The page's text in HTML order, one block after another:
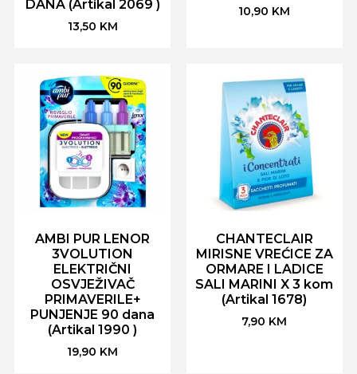
DANA (Artikal 2069 )
13,50 KM
10,90 KM
AMBI PUR LENOR
3VOLUTION
ELEKTRIČNI
OSVJEŽIVAČ
PRIMAVERILE+
PUNJENJE 90 dana
(Artikal 1990 )
19,90 KM
CHANTECLAIR
MIRISNE VREĆICE ZA
ORMARE I LADICE
SALI MARINI X 3 kom
(Artikal 1678)
7,90 KM